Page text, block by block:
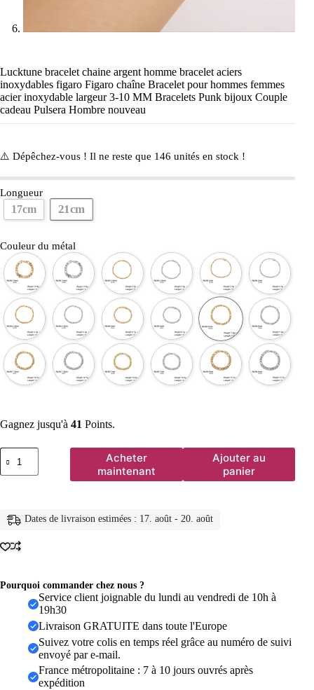
Lucktune bracelet chaine argent homme bracelet aciers
inoxydables figaro Figaro chaîne Bracelet pour hommes femmes
acier inoxydable largeur 3-10 MM Bracelets Punk bijoux Couple
cadeau Pulsera Hombre nouveau
⚠️ Dépêchez-vous ! Il ne reste que 146 unités en stock !
Longueur
17cm 21cm
Couleur du métal
Gagnez jusqu'à 41 Points.
quantité
de
Lucktune
homme
aciers
Figaro
Bracelet
hommes
femmes
inoxydable
largeur
Acheter
maintenant
Ajouter au
panier
Dates de livraison estimées : 17. août - 20. août
Pourquoi commander chez nous ?
Service client joignable du lundi au vendredi de 10h à
19h30
Livraison GRATUITE dans toute l'Europe
Suivez votre colis en temps réel grâce au numéro de suivi
envoyé par e-mail.
France métropolitaine : 7 à 10 jours ouvrés après
expédition